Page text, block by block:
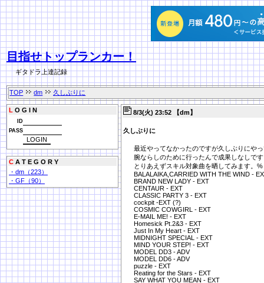
目指せトップランカー！
ギタドラ上達記録
TOP dm 久しぶりに
L O G I N
ID
PASS
C A T E G O R Y
・dm（223）
・GF（90）
8/3(火) 23:52 【dm】
久しぶりに
最近やってなかったのですが久しぶりにや
腕ならしのために行ったんで成果しなしで
とりあえずスキル対象曲を晒してみます。
BALALAIKA,CARRIED WITH THE WIND -
BRAND NEW LADY - EXT
CENTAUR - EXT
CLASSIC PARTY 3 - EXT
cockpit -EXT (?)
COSMIC COWGIRL - EXT
E-MAIL ME! - EXT
Homesick Pt.2&3 - EXT
Just In My Heart - EXT
MIDNIGHT SPECIAL - EXT
MIND YOUR STEP! - EXT
MODEL DD3 - ADV
MODEL DD6 - ADV
puzzle - EXT
Reating for the Stars - EXT
SAY WHAT YOU MEAN - EXT